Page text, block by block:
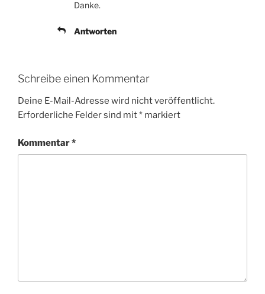
Danke.
Antworten
Schreibe einen Kommentar
Deine E-Mail-Adresse wird nicht veröffentlicht.
Erforderliche Felder sind mit* markiert
Kommentar*